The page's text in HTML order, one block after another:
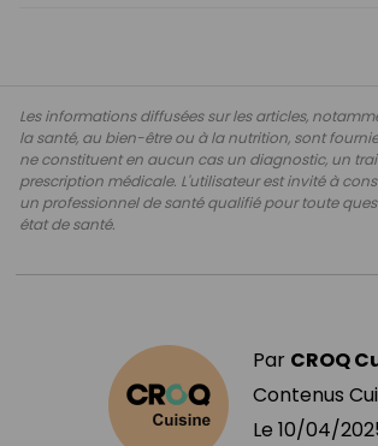
Les informations diffusées sur les articles,
la santé, au bien-être ou à la nutrition, sont
ne constituent en aucun cas un diagnostic, un
prescription médicale. L'utilisateur est invité à
un professionnel de santé qualifié pour toute
état de santé.
Par CROQ
Contenus
Le 10/04/